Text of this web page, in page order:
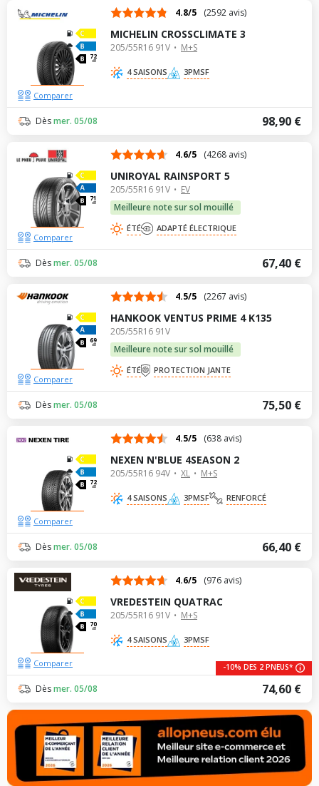
72
dB
4.8/5 (2592 avis)
MICHELIN CROSSCLIMATE 3
205/55R16 91V M+S
4 SAISONS 3PMSF
98,90 €
Dèsmer. 05/08
Comparer
71
dB
4.6/5 (4268 avis)
UNIROYAL RAINSPORT 5
205/55R16 91V
EV
Meilleure note sur sol mouillé
ÉTÉ ADAPTÉ ÉLECTRIQUE
67,40 €
Dèsmer. 05/08
Comparer
69
dB
4.5/5 (2267 avis)
HANKOOK VENTUS PRIME 4 K135
205/55R16 91V
Meilleure note sur sol mouillé
ÉTÉ PROTECTION JANTE
75,50 €
Dèsmer. 05/08
Comparer
72
dB
4.5/5 (638 avis)
NEXEN N'BLUE 4SEASON 2
205/55R16 94V XL M+S
4 SAISONS 3PMSF RENFORCÉ
66,40 €
Dèsmer. 05/08
Comparer
70
dB
4.6/5 (976 avis)
VREDESTEIN QUATRAC
205/55R16 91V M+S
4 SAISONS 3PMSF
74,60 €
Dèsmer. 05/08
Comparer -10% DES 2 PNEUS*